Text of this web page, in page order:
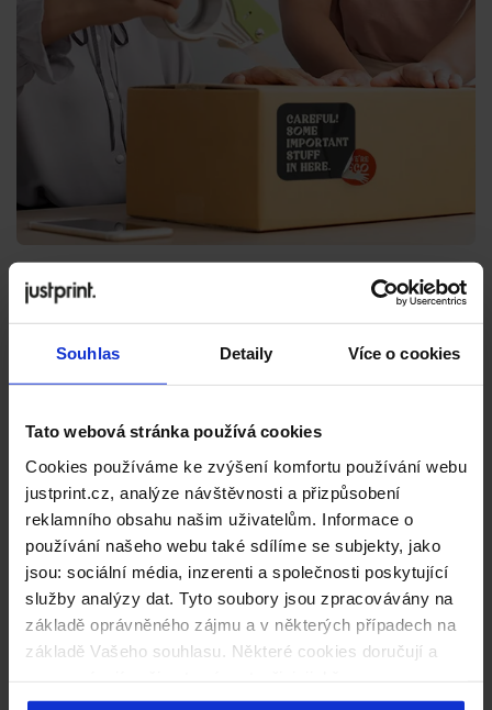
Souhlas Detaily Více o cookies
Tato webová stránka používá cookies
Cookies používáme ke zvýšení komfortu používání webu
justprint.cz, analýze návštěvnosti a přizpůsobení
reklamního obsahu našim uživatelům. Informace o
používání našeho webu také sdílíme se subjekty, jako
jsou: sociální média, inzerenti a společnosti poskytující
služby analýzy dat. Tyto soubory jsou zpracovávány na
základě oprávněného zájmu a v některých případech na
základě Vašeho souhlasu. Některé cookies doručují a
naleznete níže. Kliknutím na „Přijímám vše“ souhlasíte s
Pozor! Nové pokyny pro přípravu souborů k